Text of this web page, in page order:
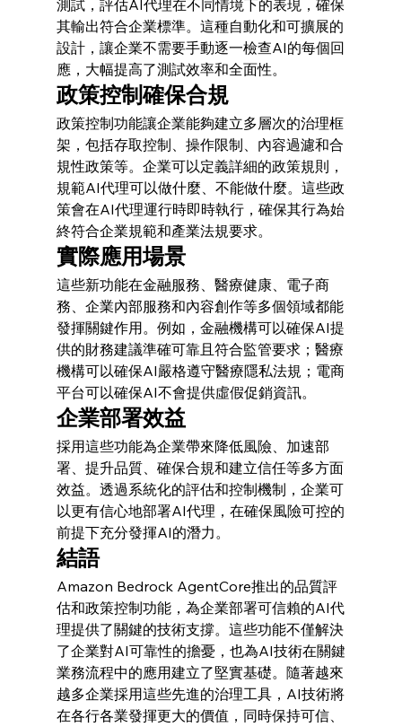
測試，評估AI代理在不同情境下的表現，確保
其輸出符合企業標準。這種自動化和可擴展的
設計，讓企業不需要手動逐一檢查AI的每個回
應，大幅提高了測試效率和全面性。
政策控制確保合規
政策控制功能讓企業能夠建立多層次的治理框
架，包括存取控制、操作限制、內容過濾和合
規性政策等。企業可以定義詳細的政策規則，
規範AI代理可以做什麼、不能做什麼。這些政
策會在AI代理運行時即時執行，確保其行為始
終符合企業規範和產業法規要求。
實際應用場景
這些新功能在金融服務、醫療健康、電子商
務、企業內部服務和內容創作等多個領域都能
發揮關鍵作用。例如，金融機構可以確保AI提
供的財務建議準確可靠且符合監管要求；醫療
機構可以確保AI嚴格遵守醫療隱私法規；電商
平台可以確保AI不會提供虛假促銷資訊。
企業部署效益
採用這些功能為企業帶來降低風險、加速部
署、提升品質、確保合規和建立信任等多方面
效益。透過系統化的評估和控制機制，企業可
以更有信心地部署AI代理，在確保風險可控的
前提下充分發揮AI的潛力。
結語
Amazon Bedrock AgentCore推出的品質評
估和政策控制功能，為企業部署可信賴的AI代
理提供了關鍵的技術支撐。這些功能不僅解決
了企業對AI可靠性的擔憂，也為AI技術在關鍵
業務流程中的應用建立了堅實基礎。隨著越來
越多企業採用這些先進的治理工具，AI技術將
在各行各業發揮更大的價值，同時保持可信、